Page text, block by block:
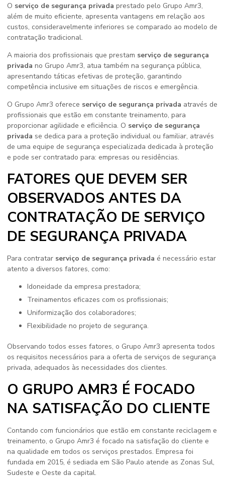
O serviço de segurança privada prestado pelo Grupo Amr3,
além de muito eficiente, apresenta vantagens em relação aos
custos, consideravelmente inferiores se comparado ao modelo de
contratação tradicional.
A maioria dos profissionais que prestam serviço de segurança
privada no Grupo Amr3, atua também na segurança pública,
apresentando táticas efetivas de proteção, garantindo
competência inclusive em situações de riscos e emergência.
O Grupo Amr3 oferece serviço de segurança privada através de
profissionais que estão em constante treinamento, para
proporcionar agilidade e eficiência. O serviço de segurança
privada se dedica para a proteção individual ou familiar, através
de uma equipe de segurança especializada dedicada à proteção
e pode ser contratado para: empresas ou residências.
FATORES QUE DEVEM SER
OBSERVADOS ANTES DA
CONTRATAÇÃO DE SERVIÇO
DE SEGURANÇA PRIVADA
Para contratar serviço de segurança privada é necessário estar
atento a diversos fatores, como:
Idoneidade da empresa prestadora;
Treinamentos eficazes com os profissionais;
Uniformização dos colaboradores;
Flexibilidade no projeto de segurança.
Observando todos esses fatores, o Grupo Amr3 apresenta todos
os requisitos necessários para a oferta de serviços de segurança
privada, adequados às necessidades dos clientes.
O GRUPO AMR3 É FOCADO
NA SATISFAÇÃO DO CLIENTE
Contando com funcionários que estão em constante reciclagem e
treinamento, o Grupo Amr3 é focado na satisfação do cliente e
na qualidade em todos os serviços prestados. Empresa foi
fundada em 2015, é sediada em São Paulo atende as Zonas Sul,
Sudeste e Oeste da capital.